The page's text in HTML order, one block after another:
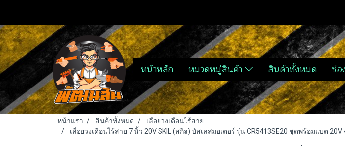
หน้าหลัก หมวดหมู่สินค้า สินค้าทั้งหมด ช่อ
หน้าแรก สินค้าทั้งหมด
เลื่อยวงเดือนไร้สาย
เลื่อยวงเดือนไร้สาย 7 นิ้ว 20V SKIL (สกิล) บัสเลสมอเตอร์ รุ่น CR5413SE20 ชุดพร้อมแบต